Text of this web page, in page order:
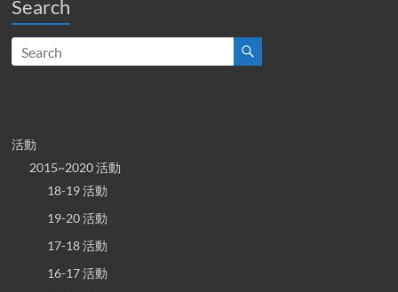
Search
活動
2015~2020 活動
18-19 活動
19-20 活動
17-18 活動
16-17 活動